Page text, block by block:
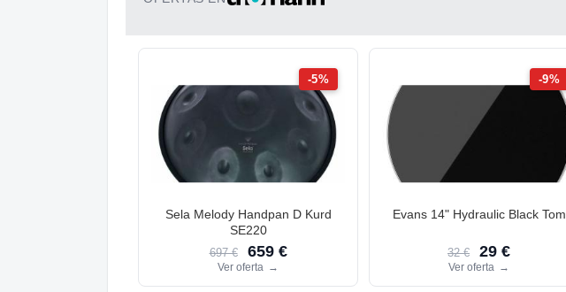
-5%
Sela Melody Handpan D Kurd
SE220
697 € 659 €
Ver oferta →
-9%
Evans 14" Hydraulic Black Tom
32 € 29 €
Ver oferta →